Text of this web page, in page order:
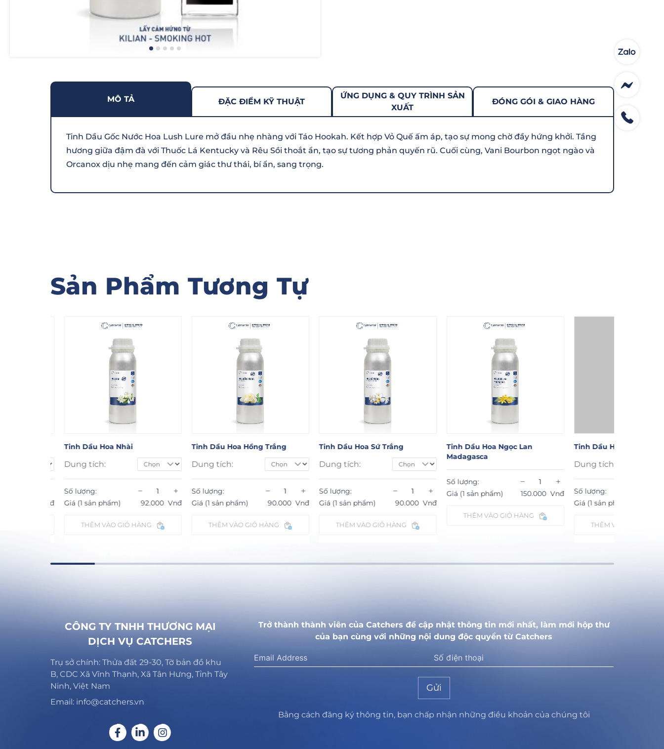
MÔ TẢ ĐẶC ĐIỂM KỸ THUẬT
ỨNG DỤNG & QUY TRÌNH SẢN
XUẤT
ĐÓNG GÓI & GIAO HÀNG
Tinh Dầu Gốc Nước Hoa Lush Lure mở đầu nhẹ nhàng với Táo Hookah. Kết hợp Vỏ Quế ấm áp, tạo sự mong chờ đầy hứng khởi. Tầng
hương giữa đậm đà với Thuốc Lá Kentucky và Rêu Sồi thoắt ẩn, tạo sự tương phản quyến rũ. Cuối cùng, Vani Bourbon ngọt ngào và
Orcanox dịu nhẹ mang đến cảm giác thư thái, bí ẩn, sang trọng.
Sản Phẩm Tương Tự
Tinh Dầu Hoa Nhài
Dung tích:
Số lượng:
Giá (1 sản phẩm) 92.000Vnđ
THÊM VÀO GIỎ HÀNG
Tinh Dầu Hoa Hồng Trắng
Dung tích:
Số lượng:
Giá (1 sản phẩm) 90.000Vnđ
THÊM VÀO GIỎ HÀNG
Tinh Dầu Hoa Sứ Trắng
Dung tích:
Số lượng:
Giá (1 sản phẩm) 90.000Vnđ
THÊM VÀO GIỎ HÀNG
Tinh Dầu Hoa Ngọc Lan
Madagasca
Số lượng:
Giá (1 sản phẩm) 150.000Vnđ
THÊM VÀO GIỎ HÀNG
Tinh Dầu Hương Nhu
Dung tích:
Số lượng:
Giá (1 sản phẩm)
THÊM VÀO GIỎ HÀNG
CÔNG TY TNHH THƯƠNG MẠI
DỊCH VỤ CATCHERS
Trụ sở chính: Thửa đất 29-30, Tờ bản đồ khu
B, CDC Xã Vĩnh Thạnh, Xã Tân Hưng, Tỉnh Tây
Ninh, Việt Nam
Email: info@catchers.vn
Trở thành thành viên của Catchers để cập nhật thông tin mới nhất, làm mới hộp thư
của bạn cùng với những nội dung độc quyền từ Catchers
Gửi
Bằng cách đăng ký thông tin, bạn chấp nhận những điều khoản của chúng tôi